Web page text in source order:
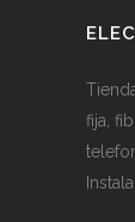
fija,